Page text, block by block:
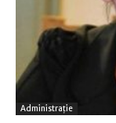
Administraţie